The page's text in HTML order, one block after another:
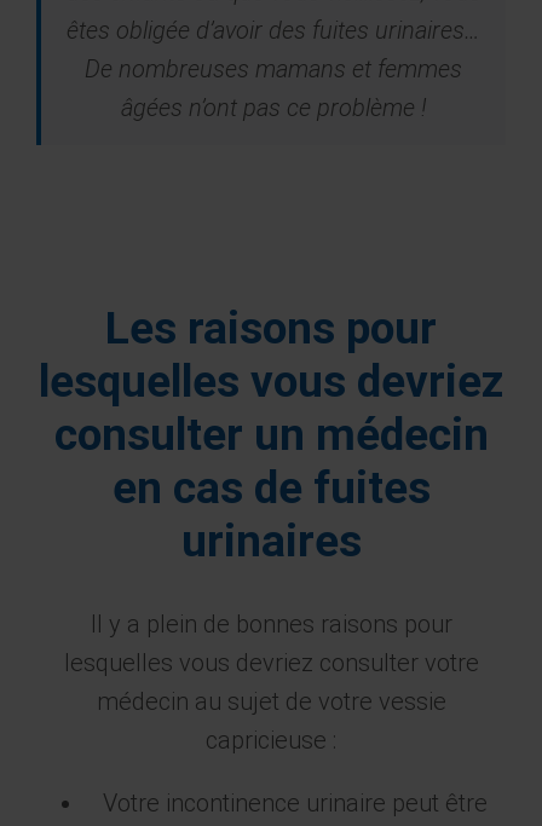
êtes obligée d’avoir des fuites urinaires…
De nombreuses mamans et femmes
âgées n’ont pas ce problème !
Les raisons pour
lesquelles vous devriez
consulter un médecin
en cas de fuites
urinaires
Il y a plein de bonnes raisons pour
lesquelles vous devriez consulter votre
médecin au sujet de votre vessie
capricieuse :
Votre incontinence urinaire peut être